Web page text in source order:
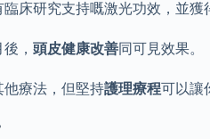
臨床研究支持嘅激光功效，並獲
， 頭皮健康改善同可見效果。
療法，但堅持護理療程可以讓